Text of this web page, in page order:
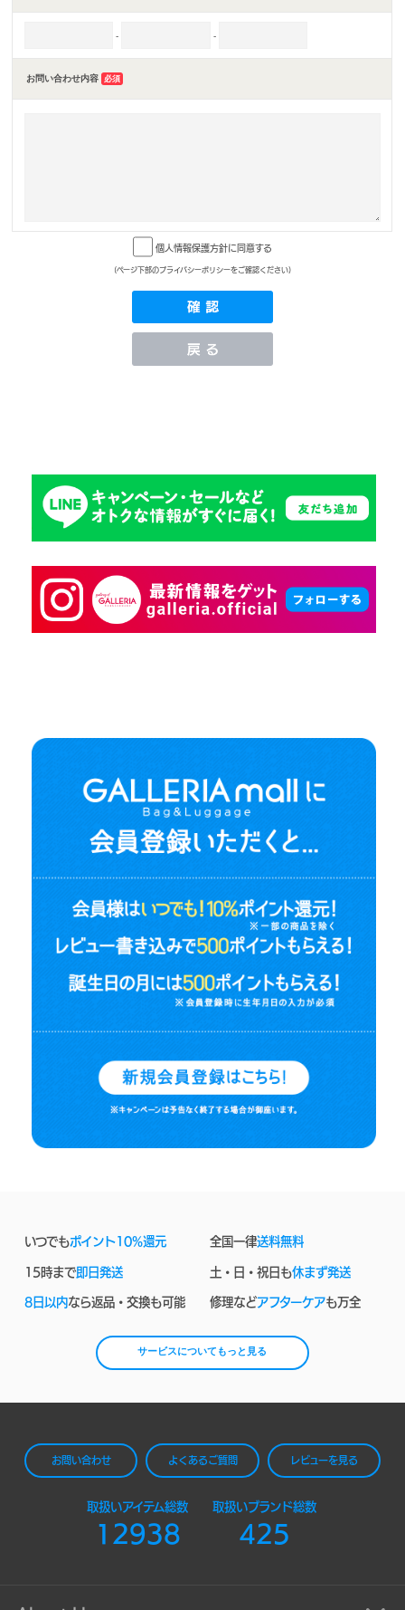
- -
お問い合わせ内容 必須
個人情報保護方針に同意する
(ページ下部のプライバシーポリシーをご確認ください)
いつでもポイント10%還元 全国一律送料無料
15時まで即日発送 土・日・祝日も休まず発送
8日以内なら返品・交換も可能 修理などアフターケアも万全
サービスについてもっと見る
お問い合わせ よくあるご質問 レビューを見る
取扱いアイテム総数
12938
取扱いブランド総数
425